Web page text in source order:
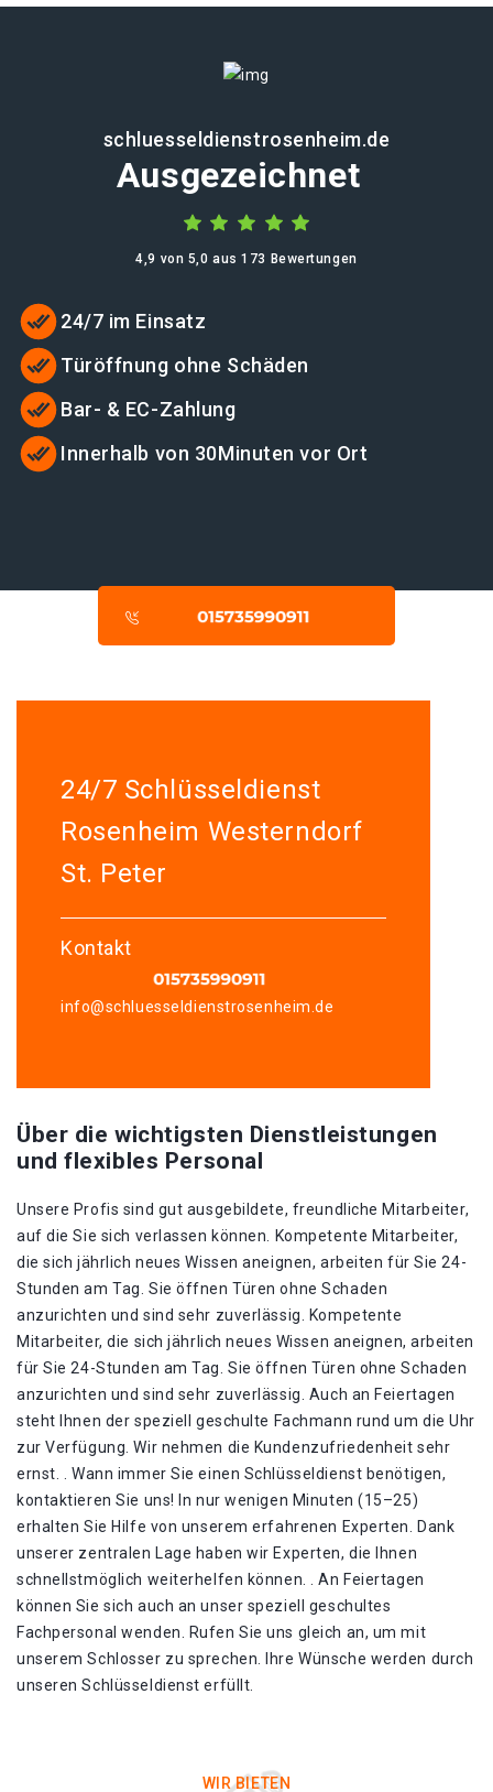
schluesseldienstrosenheim.de
Ausgezeichnet
4,9 von 5,0 aus 173 Bewertungen
24/7 im Einsatz
Türöffnung ohne Schäden
Bar- & EC-Zahlung
Innerhalb von 30Minuten vor Ort
24/7 Schlüsseldienst
Rosenheim Westerndorf
St. Peter
Kontakt
info@schluesseldienstrosenheim.de
Über die wichtigsten Dienstleistungen
und flexibles Personal
Unsere Profis sind gut ausgebildete, freundliche Mitarbeiter,
auf die Sie sich verlassen können. Kompetente Mitarbeiter,
die sich jährlich neues Wissen aneignen, arbeiten für Sie 24-
Stunden am Tag. Sie öffnen Türen ohne Schaden
anzurichten und sind sehr zuverlässig. Kompetente
Mitarbeiter, die sich jährlich neues Wissen aneignen, arbeiten
für Sie 24-Stunden am Tag. Sie öffnen Türen ohne Schaden
anzurichten und sind sehr zuverlässig. Auch an Feiertagen
steht Ihnen der speziell geschulte Fachmann rund um die Uhr
zur Verfügung. Wir nehmen die Kundenzufriedenheit sehr
ernst. . Wann immer Sie einen Schlüsseldienst benötigen,
kontaktieren Sie uns! In nur wenigen Minuten (15–25)
erhalten Sie Hilfe von unserem erfahrenen Experten. Dank
unserer zentralen Lage haben wir Experten, die Ihnen
schnellstmöglich weiterhelfen können. . An Feiertagen
können Sie sich auch an unser speziell geschultes
Fachpersonal wenden. Rufen Sie uns gleich an, um mit
unserem Schlosser zu sprechen. Ihre Wünsche werden durch
unseren Schlüsseldienst erfüllt.
WIR BIETEN